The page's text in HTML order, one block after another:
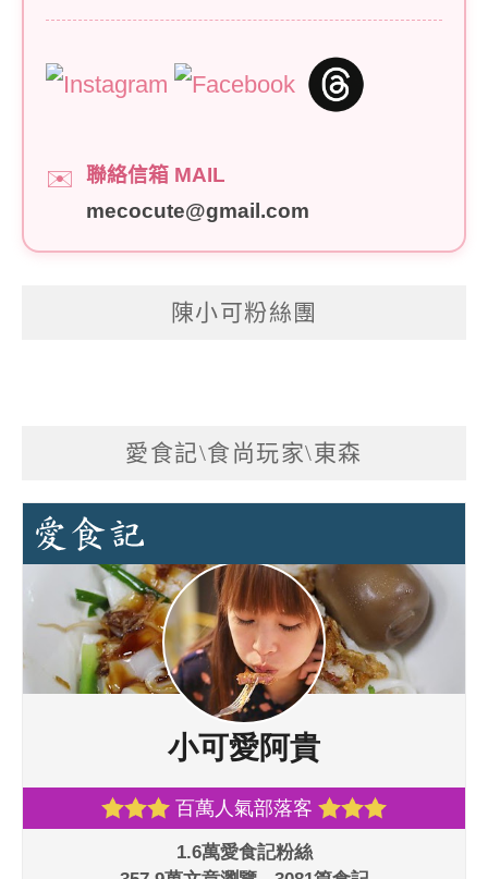
✉️
聯絡信箱 MAIL
mecocute@gmail.com
陳小可粉絲團
愛食記\食尚玩家\東森